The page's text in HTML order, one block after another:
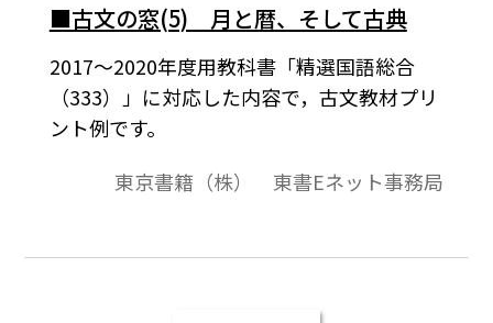
■古文の窓(5) 月と暦、そして古典
2017～2020年度用教科書「精選国語総合
（333）」に対応した内容で，古文教材プリ
ント例です。
東京書籍（株） 東書Eネット事務局